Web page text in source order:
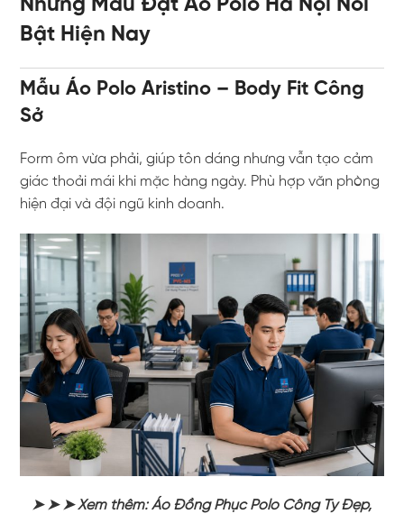
Những Mẫu Đặt Áo Polo Hà Nội Nổi
Bật Hiện Nay
Mẫu Áo Polo Aristino – Body Fit Công
Sở
Form ôm vừa phải, giúp tôn dáng nhưng vẫn tạo cảm
giác thoải mái khi mặc hàng ngày. Phù hợp văn phòng
hiện đại và đội ngũ kinh doanh.
➤ ➤ ➤ Xem thêm:Áo Đồng Phục Polo Công Ty Đẹp,